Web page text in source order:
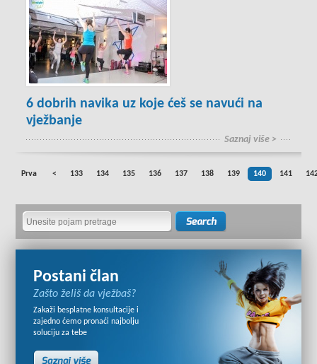
6 dobrih navika uz koje ćeš se navući na
vježbanje
Saznaj više >
Prva < 133 134 135 136 137 138 139 140 141
Postani član
Zašto želiš da vježbaš?
Zakaži besplatne konsultacije i
zajedno ćemo pronaći najbolju
soluciju za tebe